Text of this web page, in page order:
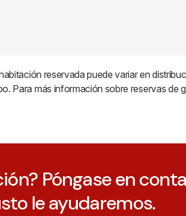
reservada puede variar en
Para más información sobre reservas
Póngase en
le ayudaremos.